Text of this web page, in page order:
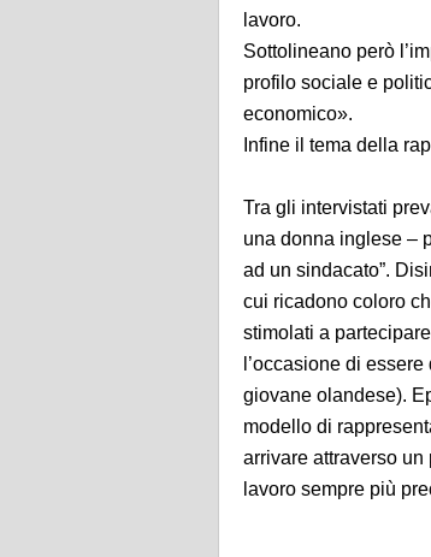
lavoro.
Sottolineano però
profilo sociale e
economico».
Infine il tema della
Tra gli intervistati
una donna inglese –
ad un sindacato”.
cui ricadono coloro
stimolati a
l’occasione di
giovane olandese).
modello di
arrivare attraverso
lavoro sempre più